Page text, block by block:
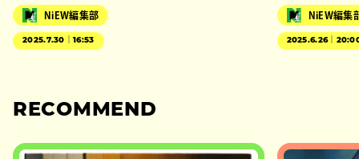
NiEW編集部
2025.7.30｜16:53
NiEW編集
2025.6.26｜
RECOMMEND